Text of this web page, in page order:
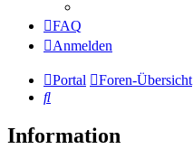
FAQ
Anmelden
Portal
Foren-Übersicht
Suche
Information